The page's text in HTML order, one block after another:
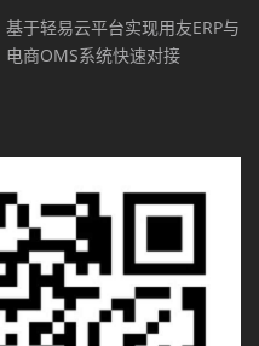
基于轻易云平台实现用友ERP与
电商OMS系统快速对接